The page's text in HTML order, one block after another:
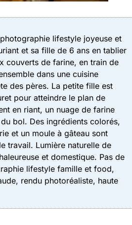
lifestyle joyeuse et
et sa fille de 6 ans en tablier
couverts de farine, en train de
dans une cuisine
des pères. La petite fille est
pour atteindre le plan de
en riant, un nuage de farine
bol. Des ingrédients colorés,
et un moule à gâteau sont
travail. Lumière naturelle de
et domestique. Pas de
lifestyle famille et food,
rendu photoréaliste, haute